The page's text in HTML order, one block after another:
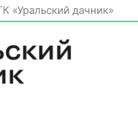
«Уральский дачник»